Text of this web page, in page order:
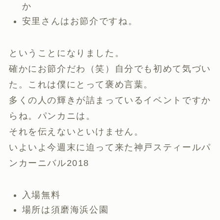
か
安里さんはお節介ですね。
ということになりました。
確かにお節介だわ（笑）自分でも初めて気づい
た。これは僕にとって褒め言葉。
多くの人の輝きが詰まっているイベントですか
らね。パンカニは。
それを伝えないといけません。
いよいよ今週末に迫って来た神戸スティールパ
ンカーニバル2018
入場無料
場所は須磨海浜公園